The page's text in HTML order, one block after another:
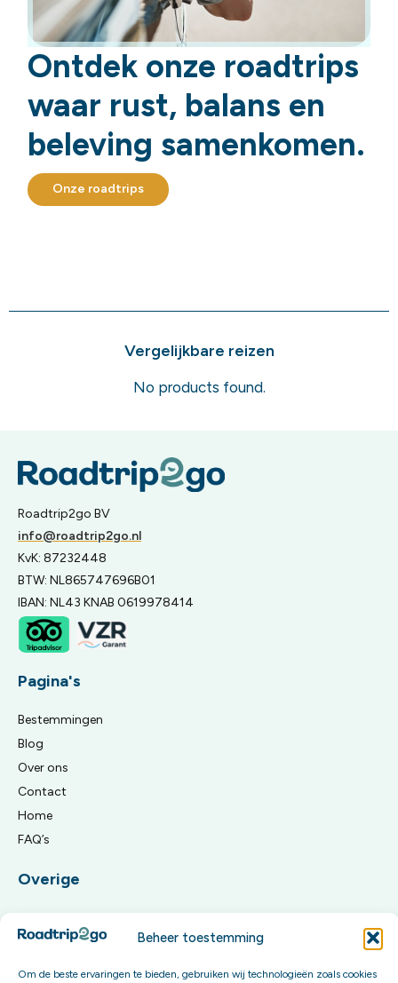
Beheer toestemming
Om de beste ervaringen te bieden, gebruiken wij technologieën zoals cookies
Ontdek onze roadtrips
waar rust, balans en
beleving samenkomen.
Onze roadtrips
Vergelijkbare reizen
No products found.
Roadtrip2go BV
info@roadtrip2go.nl
KvK: 87232448
BTW: NL865747696B01
IBAN: NL43 KNAB 0619978414
Pagina's
Bestemmingen
Blog
Over ons
Contact
Home
FAQ’s
Overige
Algemene reisvoorwaarden
Privacy Policy